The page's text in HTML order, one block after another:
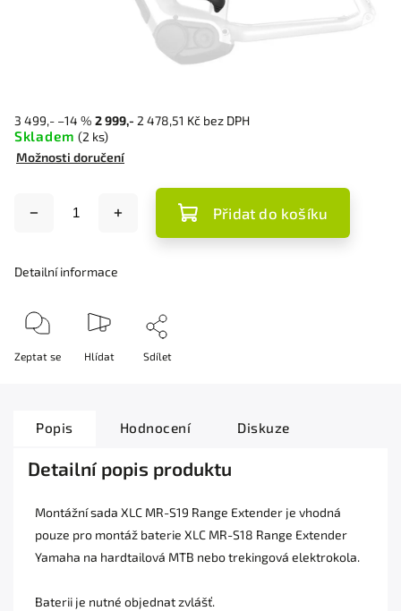
3 499,- –14 % 2 999,- 2 478,51 Kč bez DPH
Skladem (2 ks)
Možnosti doručení
Přidat do košíku
Detailní informace
Zeptat se Hlídat Sdílet
Popis Hodnocení Diskuze
Detailní popis produktu
Montážní sada XLC MR-S19 Range Extender je vhodná
pouze pro montáž baterie XLC MR-S18 Range Extender
Yamaha na hardtailová MTB nebo trekingová elektrokola.
Baterii je nutné objednat zvlášť.